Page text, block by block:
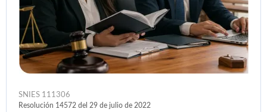
SNIES 111306
Resolución 14572 del 29 de julio de 2022